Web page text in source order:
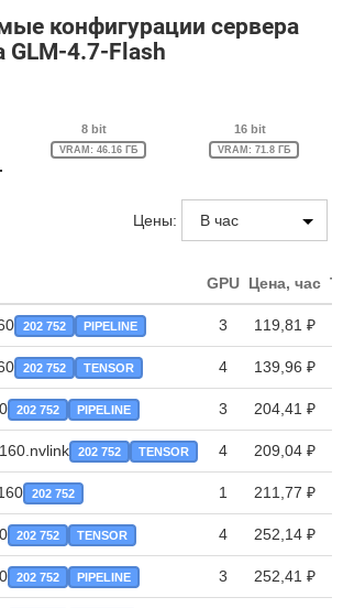
конфигурации сервера
GLM-4.7-Flash
8 bit
VRAM: 46.16 ГБ
16 bit
VRAM: 71.8 ГБ
Цены:
GPU Цена, час
202 752 PIPELINE 3 119,81 ₽
202 752 TENSOR 4 139,96 ₽
202 752 PIPELINE 3 204,41 ₽
202 752 TENSOR 4 209,04 ₽
202 752 1 211,77 ₽
202 752 TENSOR 4 252,14 ₽
202 752 PIPELINE 3 252,41 ₽